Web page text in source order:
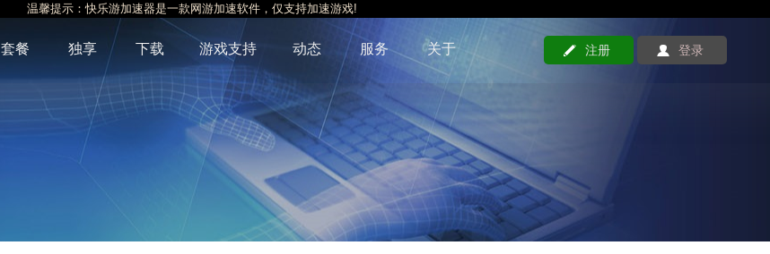
温馨提示：快乐游加速器是一款网游加速软件，仅支持加速游戏!
套餐 独享 下载 游戏支持 动态 服务 关于 注册 登录